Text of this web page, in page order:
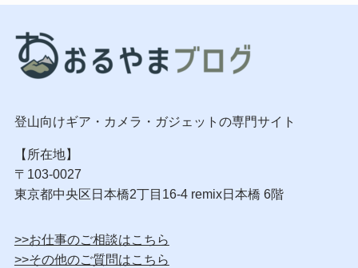
登山向けギア・カメラ・ガジェットの専門サイト
【所在地】
〒103-0027
東京都中央区日本橋2丁目16-4 remix日本橋 6階
>>お仕事のご相談はこちら
>>その他のご質問はこちら